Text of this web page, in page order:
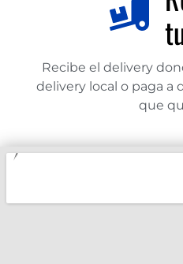
Recibe el delivery
delivery local o paga a
que